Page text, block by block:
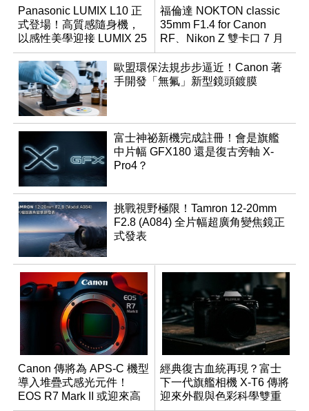
Panasonic LUMIX L10 正
式登場！高質感隨身機，
以感性美學迎接 LUMIX 25
週年
福倫達 NOKTON classic
35mm F1.4 for Canon
RF、Nikon Z 雙卡口 7 月
同步登台
歐盟環保法規步步逼近！Canon 著
手開發「無氟」新型鏡頭鍍膜
富士神祕新機完成註冊！會是旗艦
中片幅 GFX180 還是復古旁軸 X-
Pro4？
挑戰視野極限！Tamron 12-20mm
F2.8 (A084) 全片幅超廣角變焦鏡正
式發表
Canon 傳將為 APS-C 機型
導入堆疊式感光元件！
EOS R7 Mark II 或迎來高
經典復古血統再現？富士
下一代旗艦相機 X-T6 傳將
迎來外觀與色彩科學雙重